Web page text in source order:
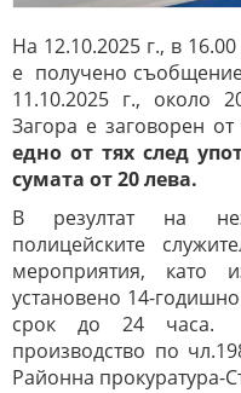
На 12.10.2025 г., в
е получено
11.10.2025 г., около
Загора е заговорен от
едно от тях след
сумата от 20 лева.
В резултат на
полицейските
мероприятия, като
установено 14-
срок до 24 часа.
производство по
Районна прокуратура-